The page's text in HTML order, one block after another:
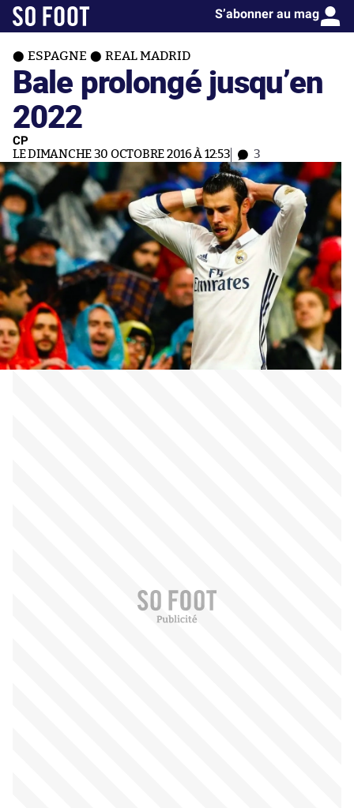
S’abonner au mag
ESPAGNE REAL MADRID
Bale prolongé jusqu’en
2022
CP
LE DIMANCHE 30 OCTOBRE 2016 À 12:53 3